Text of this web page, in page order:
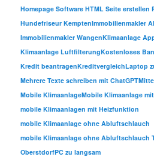
Homepage Software HTML Seite erstellen
Hundefriseur KemptenImmobilienmakler
Immobilienmakler WangenKlimaanlage
Klimaanlage LuftfilterungKostenloses
Kredit beantragenKreditvergleichLaptop
Mehrere Texte schreiben mit ChatGPT
Mobile KlimaanlageMobile Klimaanlage
mobile Klimaanlagen mit Heizfunktion
mobile Klimaanlage ohne Abluftschlauch
mobile Klimaanlage ohne Abluftschlauch
OberstdorfPC zu langsam